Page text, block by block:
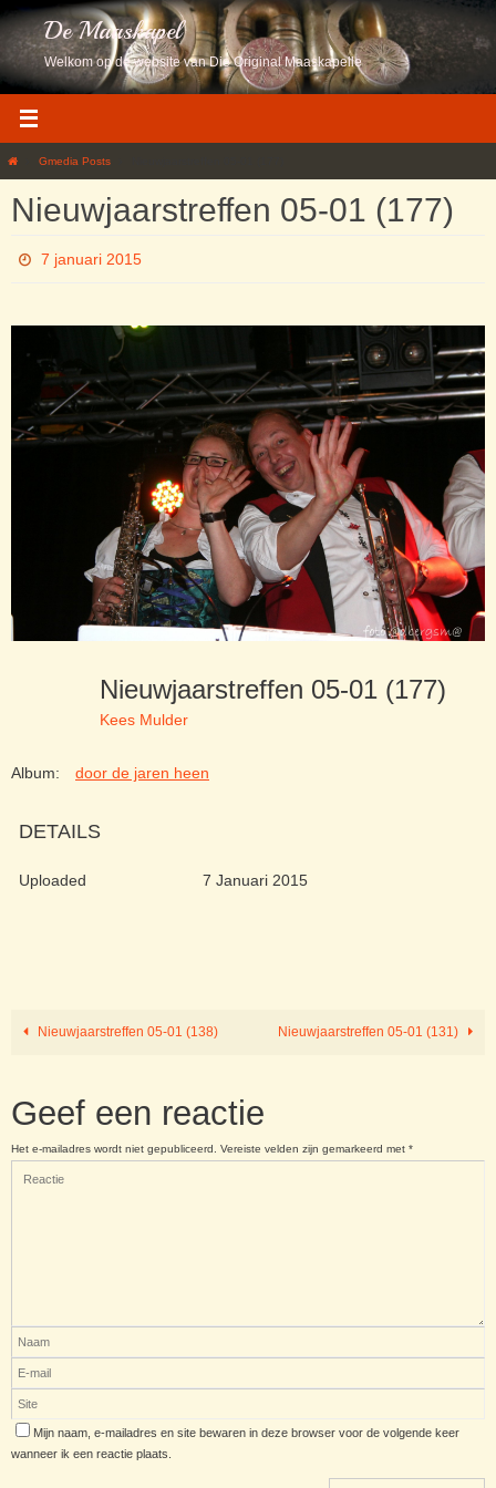
inhoud
De Maaskapel
Welkom op de website van Die Original Maaskapelle
HomeGmedia Posts
Nieuwjaarstreffen 05-01 (177)
7 januari 2015
Nieuwjaarstreffen 05-01 (177)
Kees Mulder
Album: door de jaren heen
DETAILS
Uploaded 7 Januari 2015
Nieuwjaarstreffen 05-01 (138) Nieuwjaarstreffen 05-01 (131)
Geef een reactie
Het e-mailadres wordt niet gepubliceerd. Vereiste velden zijn gemarkeerd met *
Mijn naam, e-mailadres en site bewaren in deze browser voor de volgende keer
wanneer ik een reactie plaats.